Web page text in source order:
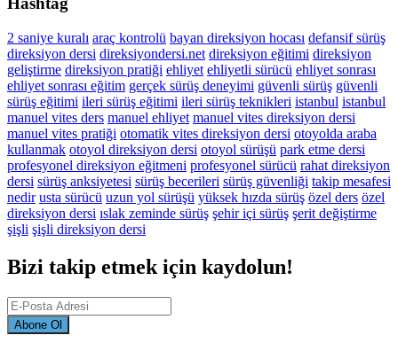
2 saniye kuralı araç kontrolü bayan direksiyon hocası defansif sürüş
direksiyon dersi direksiyondersi.net direksiyon eğitimi direksiyon
geliştirme direksiyon pratiği ehliyet ehliyetli sürücü ehliyet sonrası
ehliyet sonrası eğitim gerçek sürüş deneyimi güvenli sürüş güvenli
sürüş eğitimi ileri sürüş eğitimi ileri sürüş teknikleri istanbul istanbul
manuel vites ders manuel ehliyet manuel vites direksiyon dersi
manuel vites pratiği otomatik vites direksiyon dersi otoyolda araba
kullanmak otoyol direksiyon dersi otoyol sürüşü park etme dersi
profesyonel direksiyon eğitmeni profesyonel sürücü rahat direksiyon
dersi sürüş anksiyetesi sürüş becerileri sürüş güvenliği takip mesafesi
nedir usta sürücü uzun yol sürüşü yüksek hızda sürüş özel ders özel
direksiyon dersi ıslak zeminde sürüş şehir içi sürüş şerit değiştirme
şişli şişli direksiyon dersi
Bizi takip etmek için kaydolun!
Abone Ol